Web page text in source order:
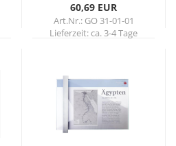
60,69 EUR
Art.Nr.: GO 31-01-01
Lieferzeit:ca. 3-4 Tage